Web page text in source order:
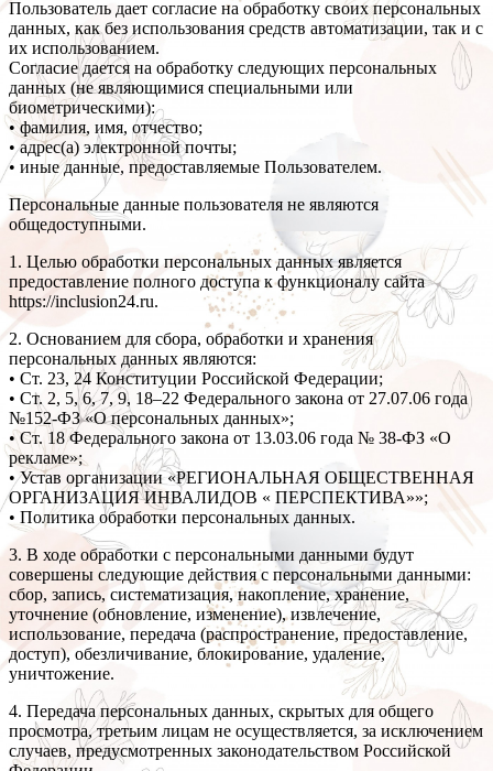
Пользователь дает согласие на обработку своих персональных
данных, как без использования средств автоматизации, так и с
их использованием.
Согласие дается на обработку следующих персональных
данных (не являющимися специальными или
биометрическими):
• фамилия, имя, отчество;
• адрес(а) электронной почты;
• иные данные, предоставляемые Пользователем.
Персональные данные пользователя не являются
общедоступными.
1. Целью обработки персональных данных является
предоставление полного доступа к функционалу сайта
https://inclusion24.ru.
2. Основанием для сбора, обработки и хранения
персональных данных являются:
• Ст. 23, 24 Конституции Российской Федерации;
• Ст. 2, 5, 6, 7, 9, 18–22 Федерального закона от 27.07.06 года
№152-ФЗ «О персональных данных»;
• Ст. 18 Федерального закона от 13.03.06 года № 38-ФЗ «О
рекламе»;
• Устав организации «РЕГИОНАЛЬНАЯ ОБЩЕСТВЕННАЯ
ОРГАНИЗАЦИЯ ИНВАЛИДОВ « ПЕРСПЕКТИВА»»;
• Политика обработки персональных данных.
3. В ходе обработки с персональными данными будут
совершены следующие действия с персональными данными:
сбор, запись, систематизация, накопление, хранение,
уточнение (обновление, изменение), извлечение,
использование, передача (распространение, предоставление,
доступ), обезличивание, блокирование, удаление,
уничтожение.
4. Передача персональных данных, скрытых для общего
просмотра, третьим лицам не осуществляется, за исключением
случаев, предусмотренных законодательством Российской